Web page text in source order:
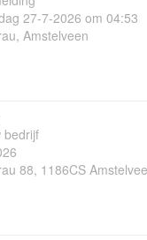
27-7-2026 om 04:53
Amstelveen
bedrijf
88, 1186CS